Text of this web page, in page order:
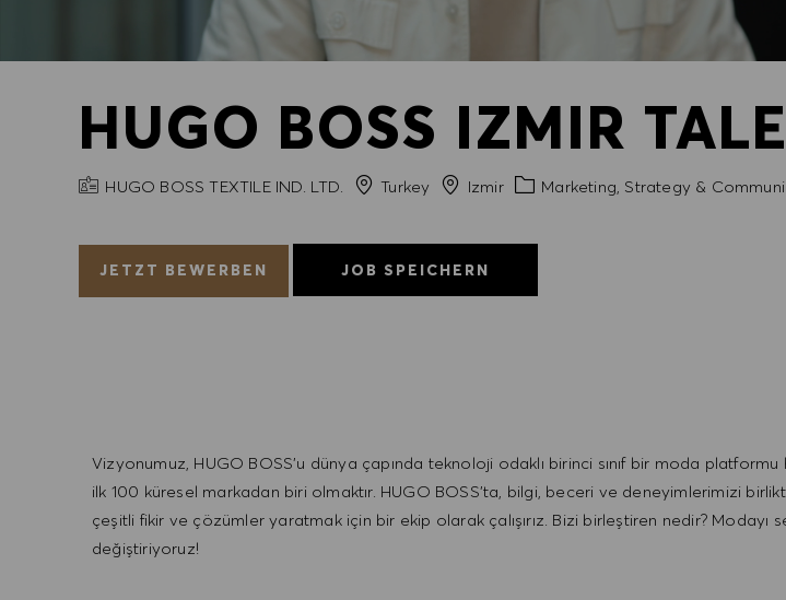
HUGO BOSS IZMIR
FIRMENNAME
HUGO BOSS TEXTILE IND. LTD. Turkey StadtIzmir Kategorie
Marketing, Strategy &
JETZT BEWERBEN JOB SPEICHERN
Vizyonumuz, HUGO BOSS'u dünya çapında teknoloji odaklı birinci sınıf bir moda
ilk 100 küresel markadan biri olmaktır. HUGO BOSS'ta, bilgi, beceri ve deneyimlerimizi
çeşitli fikir ve çözümler yaratmak için bir ekip olarak çalışırız. Bizi birleştiren nedir? Modayı
değiştiriyoruz!